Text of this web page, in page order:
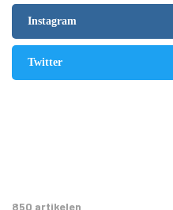
Instagram
Twitter
850 artikelen